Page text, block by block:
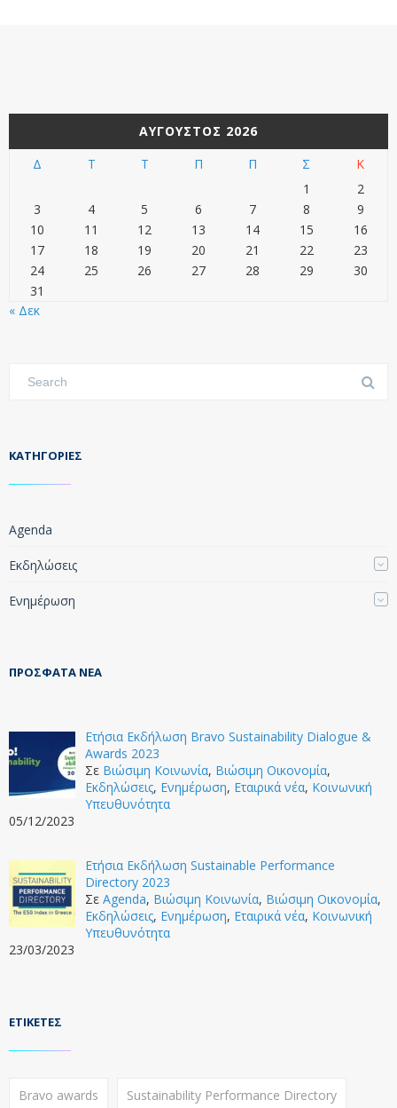
ΑΎΓΟΥΣΤΟΣ 2026
Δ
Τ Τ Π Π Σ
Κ
1
2
3
4 5 6 7 8
9
10
11 12 13 14 15
16
17
18 19 20 21 22
23
24
25 26 27 28 29
30
31
« Δεκ
KΑΤΗΓΟΡΊΕΣ
Agenda
Εκδηλώσεις
Ενημέρωση
ΠΡΌΣΦΑΤΑ ΝΈΑ
Ετήσια Εκδήλωση Bravo Sustainability Dialogue &
Awards 2023
Σε Βιώσιμη Κοινωνία, Βιώσιμη Οικονομία,
Εκδηλώσεις, Ενημέρωση, Εταιρικά νέα, Κοινωνική
Υπευθυνότητα
05/12/2023
Ετήσια Εκδήλωση Sustainable Performance
Directory 2023
Σε Agenda, Βιώσιμη Κοινωνία, Βιώσιμη Οικονομία,
Εκδηλώσεις, Ενημέρωση, Εταιρικά νέα, Κοινωνική
Υπευθυνότητα
23/03/2023
ΕΤΙΚΈΤΕΣ
Bravo awards Sustainability Performance Directory